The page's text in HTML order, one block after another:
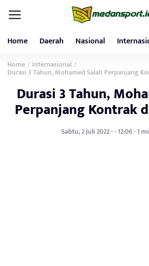
Home Daerah Nasional
Home / Internasional /
Durasi 3 Tahun, Mohamed Salah Perpanjang
Durasi 3 Tahun,
Perpanjang Kontrak
Sabtu, 2 Juli 2022 - - 12:06 - 1